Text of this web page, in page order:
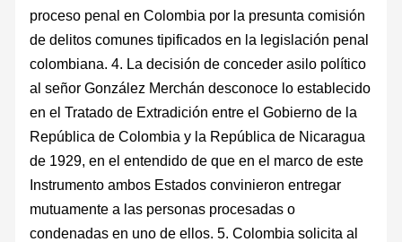
proceso penal en Colombia por la presunta comisión
de delitos comunes tipificados en la legislación penal
colombiana. 4. La decisión de conceder asilo político
al señor González Merchán desconoce lo establecido
en el Tratado de Extradición entre el Gobierno de la
República de Colombia y la República de Nicaragua
de 1929, en el entendido de que en el marco de este
Instrumento ambos Estados convinieron entregar
mutuamente a las personas procesadas o
condenadas en uno de ellos. 5. Colombia solicita al